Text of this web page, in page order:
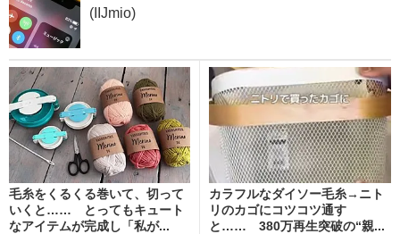
(IIJmio)
毛糸をくるくる巻いて、切って
いくと…… とってもキュート
なアイテムが完成し「私が...
カラフルなダイソー毛糸→ニト
リのカゴにコツコツ通す
と…… 380万再生突破の“親...